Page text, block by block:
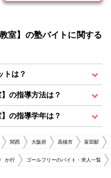
室】の塾バイトに関する
トは？
の指導方法は？
の指導学年は？
関西 大阪府 高槻市 富田駅
か行 ゴールフリーのバイト・求人一覧